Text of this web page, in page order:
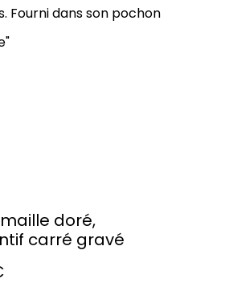
Fourni dans son pochon
doré,
carré gravé